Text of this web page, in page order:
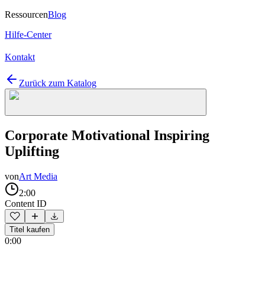
RessourcenBlog
Hilfe-Center
Kontakt
Zurück zum Katalog
Corporate Motivational Inspiring
Uplifting
vonArt Media
2:00
Content ID
Titel kaufen
0:00